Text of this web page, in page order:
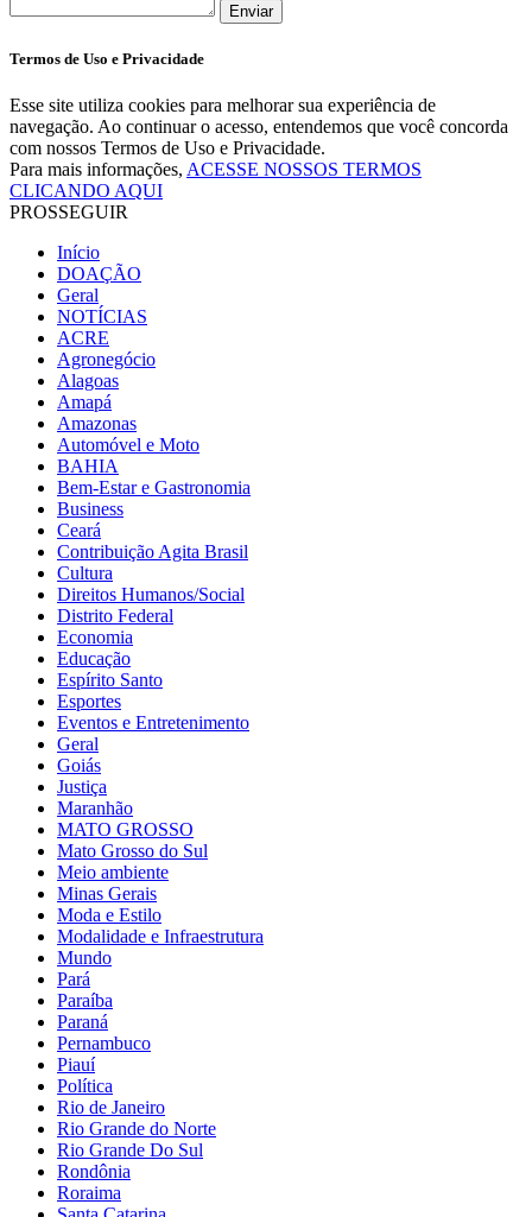
Enviar
Termos de Uso e Privacidade
Esse site utiliza cookies para melhorar sua experiência de
navegação. Ao continuar o acesso, entendemos que você concorda
com nossos Termos de Uso e Privacidade.
Para mais informações, ACESSE NOSSOS TERMOS
CLICANDO AQUI
PROSSEGUIR
Início
DOAÇÃO
Geral
NOTÍCIAS
ACRE
Agronegócio
Alagoas
Amapá
Amazonas
Automóvel e Moto
BAHIA
Bem-Estar e Gastronomia
Business
Ceará
Contribuição Agita Brasil
Cultura
Direitos Humanos/Social
Distrito Federal
Economia
Educação
Espírito Santo
Esportes
Eventos e Entretenimento
Geral
Goiás
Justiça
Maranhão
MATO GROSSO
Mato Grosso do Sul
Meio ambiente
Minas Gerais
Moda e Estilo
Modalidade e Infraestrutura
Mundo
Pará
Paraíba
Paraná
Pernambuco
Piauí
Política
Rio de Janeiro
Rio Grande do Norte
Rio Grande Do Sul
Rondônia
Roraima